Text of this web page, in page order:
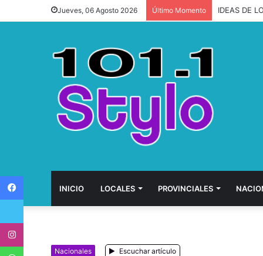
Jueves, 06 Agosto 2026 Último Momento IDEAS DE
INICIO LOCALES PROVINCIALES
Nacionales Escuchar artículo
WhatsApp